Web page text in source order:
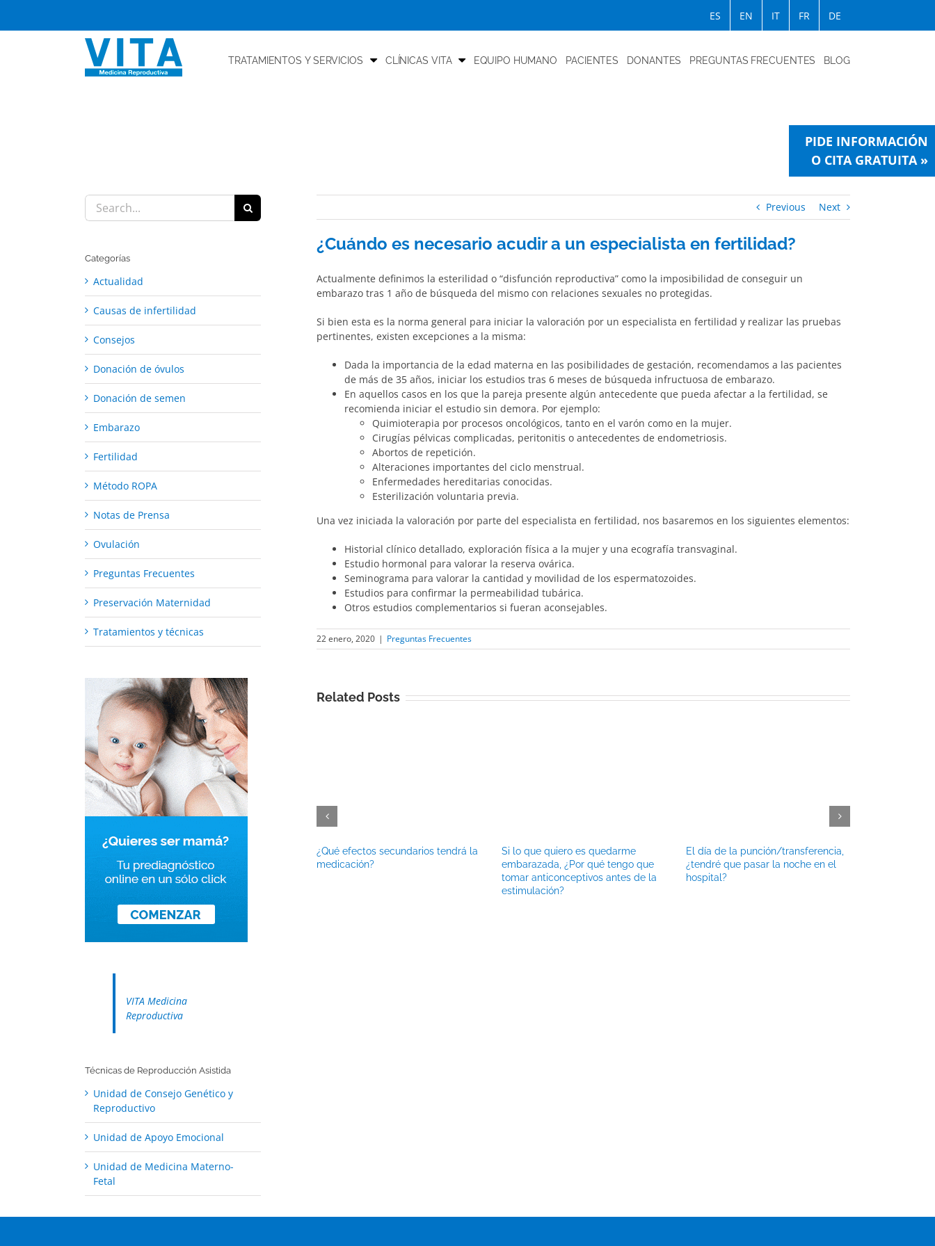
ES EN IT FR DE
TRATAMIENTOS Y SERVICIOS CLÍNICAS VITA EQUIPO HUMANO PACIENTES DONANTES PREGUNTAS FRECUENTES BLOG
PIDE INFORMACIÓN
O CITA GRATUITA »
Previous Next
¿Cuándo es necesario acudir a un especialista en fertilidad?
Actualmente definimos la esterilidad o “disfunción reproductiva” como la imposibilidad de conseguir un
embarazo tras 1 año de búsqueda del mismo con relaciones sexuales no protegidas.
Si bien esta es la norma general para iniciar la valoración por un especialista en fertilidad y realizar las pruebas
pertinentes, existen excepciones a la misma:
Dada la importancia de la edad materna en las posibilidades de gestación, recomendamos a las pacientes
de más de 35 años, iniciar los estudios tras 6 meses de búsqueda infructuosa de embarazo.
En aquellos casos en los que la pareja presente algún antecedente que pueda afectar a la fertilidad, se
recomienda iniciar el estudio sin demora. Por ejemplo:
Quimioterapia por procesos oncológicos, tanto en el varón como en la mujer.
Cirugías pélvicas complicadas, peritonitis o antecedentes de endometriosis.
Abortos de repetición.
Alteraciones importantes del ciclo menstrual.
Enfermedades hereditarias conocidas.
Esterilización voluntaria previa.
Una vez iniciada la valoración por parte del especialista en fertilidad, nos basaremos en los siguientes elementos:
Historial clínico detallado, exploración física a la mujer y una ecografía transvaginal.
Estudio hormonal para valorar la reserva ovárica.
Seminograma para valorar la cantidad y movilidad de los espermatozoides.
Estudios para confirmar la permeabilidad tubárica.
Otros estudios complementarios si fueran aconsejables.
22 enero, 2020 | Preguntas Frecuentes
Related Posts
¿Qué efectos secundarios tendrá la
medicación?
Si lo que quiero es quedarme
embarazada, ¿Por qué tengo que
tomar anticonceptivos antes de la
estimulación?
El día de la punción/transferencia,
¿tendré que pasar la noche en el
hospital?
Search
for:
Categorías
Actualidad
Causas de infertilidad
Consejos
Donación de óvulos
Donación de semen
Embarazo
Fertilidad
Método ROPA
Notas de Prensa
Ovulación
Preguntas Frecuentes
Preservación Maternidad
Tratamientos y técnicas
VITA Medicina
Reproductiva
Técnicas de Reproducción Asistida
Unidad de Consejo Genético y
Reproductivo
Unidad de Apoyo Emocional
Unidad de Medicina Materno-
Fetal